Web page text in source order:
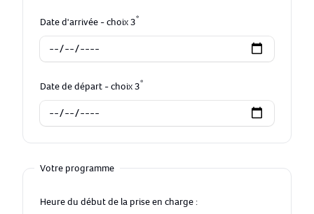
Date d'arrivée - choix 3*
Date de départ - choix 3*
Votre programme
Heure du début de la prise en charge :